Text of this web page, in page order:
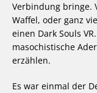
Verbindung bringe.
Waffel, oder ganz
einen Dark Souls
masochistische
erzählen.
Es war einmal der